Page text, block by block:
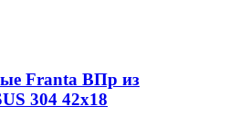
Franta ВПр из
304 42х18